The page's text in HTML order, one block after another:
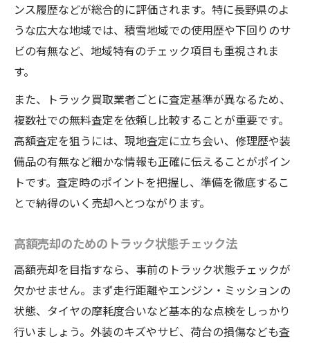
トラック売りたい方が知るべき注意点と対策
トラック売却で注意したい査定トラブル例
トラック買取でよくある失敗と対策を紹介
れ
大型トラック買取ランキングの正しい見方
トラック売却時に確認すべき契約のポイン
ト
納得価格でトラックを売る流れとは
め
トラック売却の流れをスムーズに進めるコ
ツ
査定から成約までトラック売りたい方の動
き方
ンス履歴などが総合的に評価されます。特に長野県のよ
うな広大な地域では、積雪地域での使用歴や下回りのサ
ビの有無など、地域特有のチェック項目も重視されま
す。
また、トラック買取業者ごとに査定基準が異なるため、
複数社での無料査定を依頼し比較することが重要です。
高額査定を狙うには、現地査定に立ち会い、修理歴や装
備品の有無など細かな情報も正確に伝えることがポイン
トです。査定時のポイントを把握し、準備を徹底するこ
とで納得のいく売却へとつながります。
高額売却のためのトラック状態チェック法
高額売却を目指すなら、事前のトラック状態チェックが
欠かせません。まず走行距離やエンジン・ミッションの
状態、タイヤの摩耗度合いなど基本的な点検をしっかり
行いましょう。外装のキズやサビ、荷台の損傷なども査